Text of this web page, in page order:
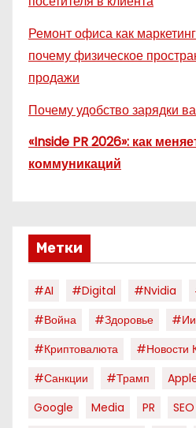
Ремонт офиса как
почему физическое
продажи
Почему удобство зарядки
«Inside PR 2026»: как
коммуникаций
Метки
#AI #digital #nvidia
#война
#здоровье #ии
#криптовалюта
#новости
#санкции
#трамп
Google
Media PR SEO